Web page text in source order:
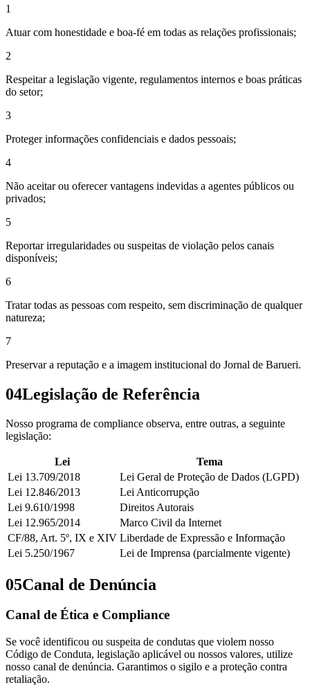
1
Atuar com honestidade e boa-fé em todas as relações profissionais;
2
Respeitar a legislação vigente, regulamentos internos e boas práticas
do setor;
3
Proteger informações confidenciais e dados pessoais;
4
Não aceitar ou oferecer vantagens indevidas a agentes públicos ou
privados;
5
Reportar irregularidades ou suspeitas de violação pelos canais
disponíveis;
6
Tratar todas as pessoas com respeito, sem discriminação de qualquer
natureza;
7
Preservar a reputação e a imagem institucional do Jornal de Barueri.
04Legislação de Referência
Nosso programa de compliance observa, entre outras, a seguinte
legislação:
Lei
Tema
Lei 13.709/2018
Lei Geral de Proteção de Dados (LGPD)
Lei 12.846/2013
Lei Anticorrupção
Lei 9.610/1998
Direitos Autorais
Lei 12.965/2014
Marco Civil da Internet
CF/88, Art. 5º, IX e XIV Liberdade de Expressão e Informação
Lei 5.250/1967
Lei de Imprensa (parcialmente vigente)
05Canal de Denúncia
Canal de Ética e Compliance
Se você identificou ou suspeita de condutas que violem nosso
Código de Conduta, legislação aplicável ou nossos valores, utilize
nosso canal de denúncia. Garantimos o sigilo e a proteção contra
retaliação.